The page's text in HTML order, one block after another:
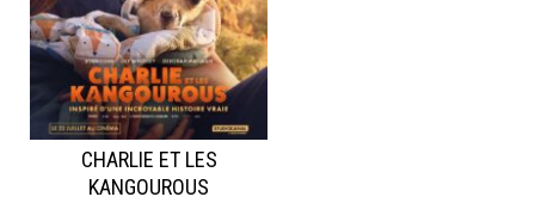
CHARLIE ET LES
KANGOUROUS